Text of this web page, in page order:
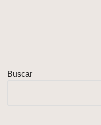
Buscar